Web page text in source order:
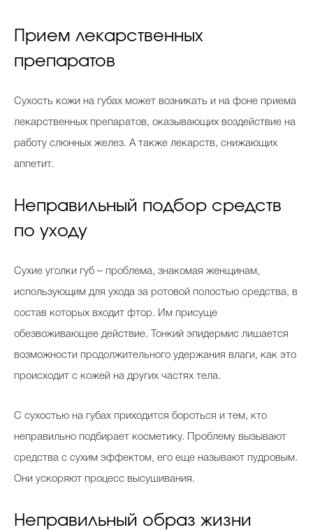
Прием лекарственных
препаратов
Сухость кожи на губах может возникать и на фоне приема
лекарственных препаратов, оказывающих воздействие на
работу слюнных желез. А также лекарств, снижающих
аппетит.
Неправильный подбор средств
по уходу
Сухие уголки губ – проблема, знакомая женщинам,
использующим для ухода за ротовой полостью средства, в
состав которых входит фтор. Им присуще
обезвоживающее действие. Тонкий эпидермис лишается
возможности продолжительного удержания влаги, как это
происходит с кожей на других частях тела.
С сухостью на губах приходится бороться и тем, кто
неправильно подбирает косметику. Проблему вызывают
средства с сухим эффектом, его еще называют пудровым.
Они ускоряют процесс высушивания.
Неправильный образ жизни